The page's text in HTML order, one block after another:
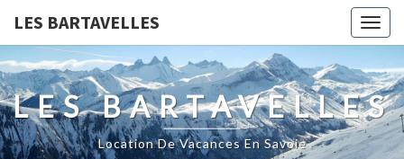
LES BARTAVELLES
LES BARTAVELLES
Location De Vacances En Savoie